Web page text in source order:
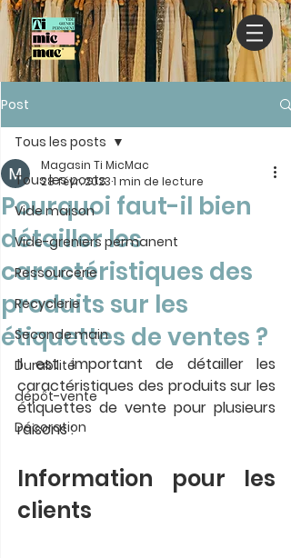
Post
Tous les posts
Vide maison
Vide-greniers permanent
Ressourcerie
Recyclerie
Seconde main
Durabilité
dépôt-vente
Décoration
Tous les posts
Pourquoi faut-il bien
détailler les
caractéristiques des
produits sur les
étiquettes de ventes ?
Magasin Ti MicMac
28 févr. 20231 min de lecture
Il est important de détailler les
caractéristiques des produits sur les
étiquettes de vente pour plusieurs
raisons :
Information pour les
clients